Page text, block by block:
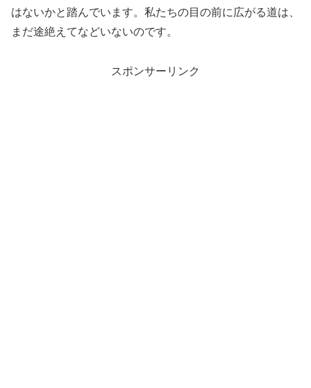
はないかと踏んでいます。私たちの目の前に広がる道は、
まだ途絶えてなどいないのです。
スポンサーリンク